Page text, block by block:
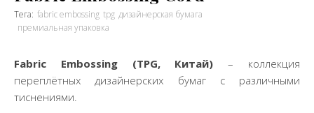
Fabric Embossing(TPG, Китай)– коллекция
переплётных дизайнерских бумаг с различными
тиснениями.
Тега: fabric embossing tpg дизайнерская бумага
премиальная упаковка